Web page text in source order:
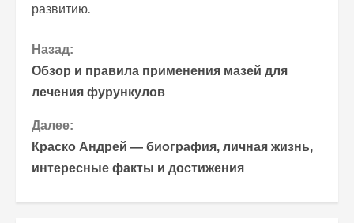
развитию.
П
р
о
д
Назад:
Обзор и правила применения мазей для
лечения фурункулов
Далее:
Краско Андрей — биография, личная жизнь,
интересные факты и достижения